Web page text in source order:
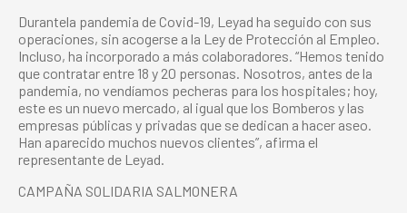
Durantela pandemia de Covid-19, Leyad ha seguido con sus
operaciones, sin acogerse a la Ley de Protección al Empleo.
Incluso, ha incorporado a más colaboradores. “Hemos tenido
que contratar entre 18 y 20 personas. Nosotros, antes de la
pandemia, no vendíamos pecheras para los hospitales; hoy,
este es un nuevo mercado, al igual que los Bomberos y las
empresas públicas y privadas que se dedican a hacer aseo.
Han aparecido muchos nuevos clientes”, afirma el
representante de Leyad.
CAMPAÑA SOLIDARIA SALMONERA